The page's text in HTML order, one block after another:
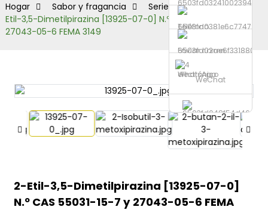
Teléfono
Enviar correo
electrónico
WhatsApp
WeChat
Hogar Sabor y fragancia Serie de pirazinas
2-
Etil-3,5-Dimetilpirazina [13925-07-0] N.º CAS 55031-15-7 y
27043-05-6 FEMA 3149
2-Etil-3,5-Dimetilpirazina [13925-07-0]
N.º CAS 55031-15-7 y 27043-05-6 FEMA